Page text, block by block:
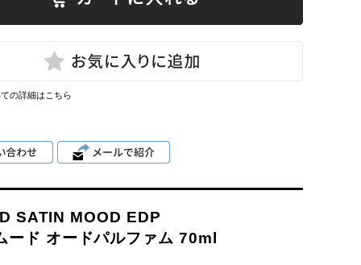
の詳細はこちら
SATIN MOOD EDP
ド オードパルファム 70ml